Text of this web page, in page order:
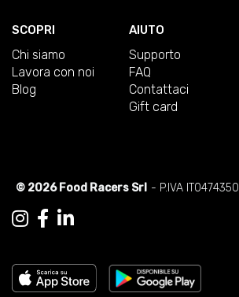
SCOPRI
Chi siamo
Lavora con noi
Blog
AIUTO
Supporto
FAQ
Contattaci
Gift card
© 2026 Food Racers Srl - P.IVA